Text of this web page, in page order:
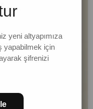
yeni altyapımıza
yapabilmek için
şifrenizi